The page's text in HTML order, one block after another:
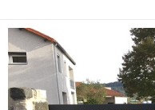
Post
navigation